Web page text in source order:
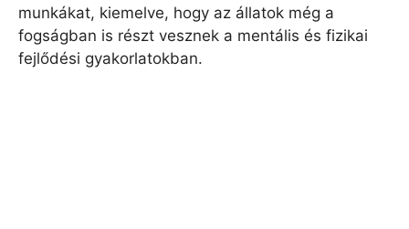
munkákat, kiemelve, hogy az állatok még a
fogságban is részt vesznek a mentális és fizikai
fejlődési gyakorlatokban.